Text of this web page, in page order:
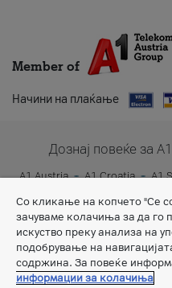
Member of
Начини на плаќање
Дознај повеќе за
A1 Austria A1 Croatia A1
A1 Slovenia
Со кликање на копчето "Се
зачуваме колачиња за да
искуство преку анализа на
подобрување на
содржина. За повеќе
информации за колачиња